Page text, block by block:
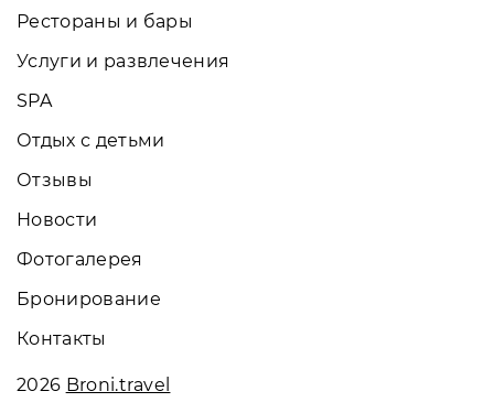
Рестораны и бары
Услуги и развлечения
SPA
Отдых с детьми
Отзывы
Новости
Фотогалерея
Бронирование
Контакты
2026 Broni.travel